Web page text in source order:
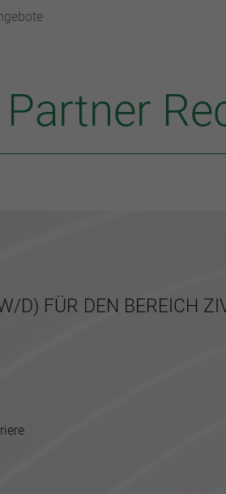
Partner
D) FÜR DEN BEREICH